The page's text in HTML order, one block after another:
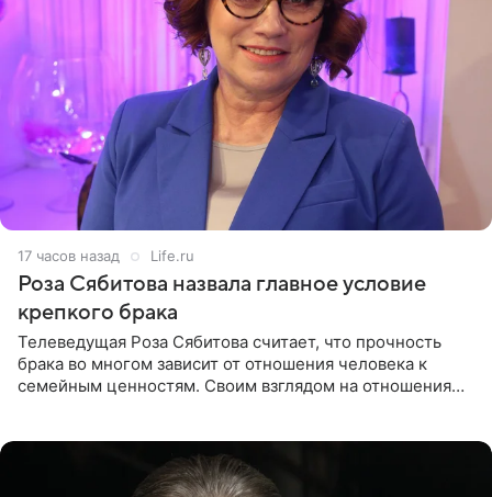
17 часов назад Life.ru
Роза Сябитова назвала главное условие
крепкого брака
Телеведущая Роза Сябитова считает, что прочность
брака во многом зависит от отношения человека к
семейным ценностям. Своим взглядом на отношения